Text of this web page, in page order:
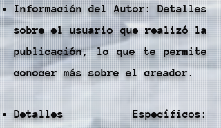
Información del Autor: Detalles
sobre el usuario que realizó la
publicación, lo que te permite
conocer más sobre el creador.
Detalles Específicos: